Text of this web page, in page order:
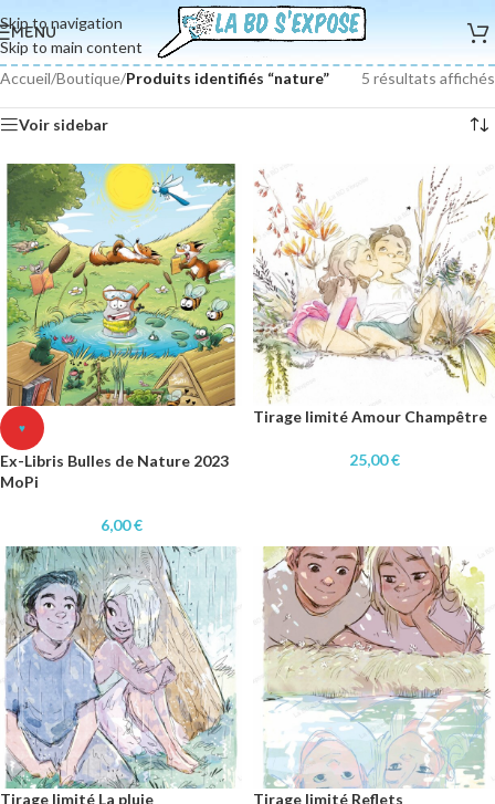
Skip to navigation
Skip to main content
MENU
Accueil/Boutique/Produits identifiés “nature” 5 résultats affichés
Voir sidebar
♥
Ex-Libris Bulles de Nature 2023
MoPi
6,00€
Tirage limité Amour Champêtre
25,00€
Tirage limité La pluie Tirage limité Reflets